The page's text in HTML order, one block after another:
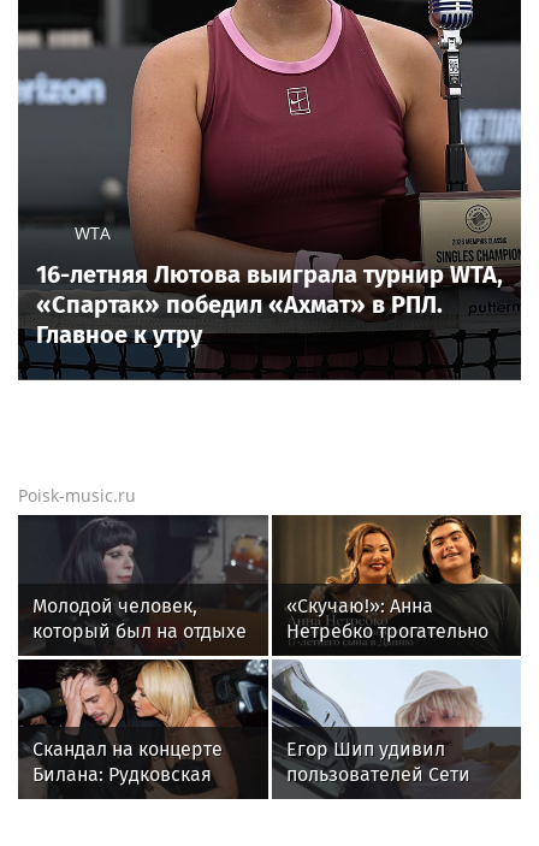
WTA
16-летняя Лютова выиграла турнир WTA,
«Спартак» победил «Ахмат» в РПЛ.
Главное к утру
Poisk-music.ru
Молодой человек,
который был на отдыхе
с Агузаровой, опроверг
роман с певицей
«Скучаю!»: Анна
Нетребко трогательно
отреагировала на
отъезд 17-летнего сына
в Данию
Скандал на концерте
Билана: Рудковская
прокомментировала и
Егор Шип удивил
пользователей Сети
кардинальной сменой